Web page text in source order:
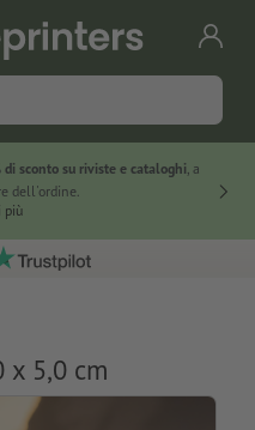
di sconto su riviste e cataloghi, a
dell'ordine.
più
x 5,0 cm